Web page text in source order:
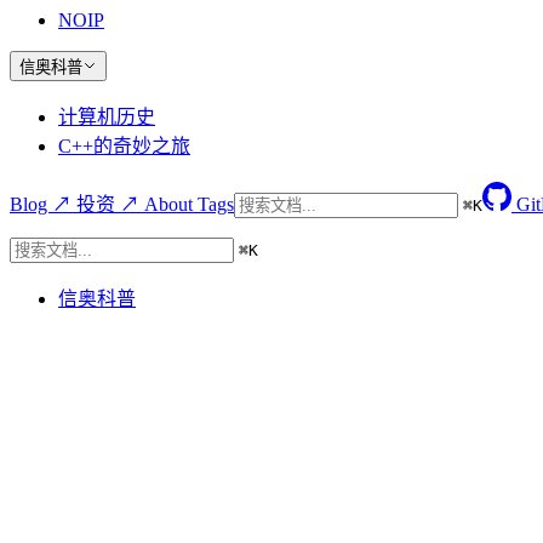
NOIP
信奥科普
计算机历史
C++的奇妙之旅
Blog ↗ 投资 ↗ About Tags ⌘K
⌘K
信奥科普